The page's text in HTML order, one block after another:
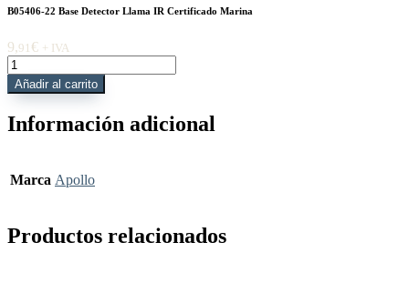
B05406-22 Base Detector Llama IR Certificado Marina
9,91 € + IVA
B05406-
22
Base
Llama
Marina
Añadir al carrito
Información adicional
Marca Apollo
Productos relacionados